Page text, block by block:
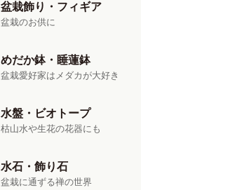
盆栽飾り・フィギア
盆栽のお供に
めだか鉢・睡蓮鉢
盆栽愛好家はメダカが大好き
水盤・ビオトープ
枯山水や生花の花器にも
水石・飾り石
盆栽に通ずる禅の世界